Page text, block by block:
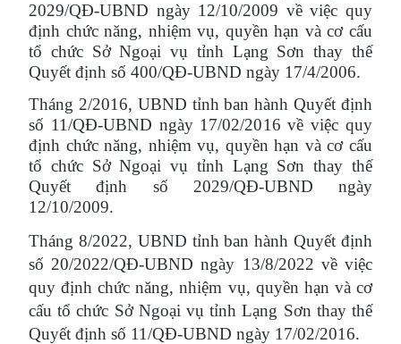
2029/QĐ-UBND ngày 12/10/2009 về việc quy
định chức năng, nhiệm vụ, quyền hạn và cơ cấu
tổ chức Sở Ngoại vụ tỉnh Lạng Sơn thay thế
Quyết định số 400/QĐ-UBND ngày 17/4/2006.
Tháng 2/2016, UBND tỉnh ban hành Quyết định
số 11/QĐ-UBND ngày 17/02/2016 về việc quy
định chức năng, nhiệm vụ, quyền hạn và cơ cấu
tổ chức Sở Ngoại vụ tỉnh Lạng Sơn thay thế
Quyết định số 2029/QĐ-UBND ngày
12/10/2009.
Tháng 8/2022, UBND tỉnh ban hành Quyết định
số 20/2022/QĐ-UBND ngày 13/8/2022 về việc
quy định chức năng, nhiệm vụ, quyền hạn và cơ
cấu tổ chức Sở Ngoại vụ tỉnh Lạng Sơn thay thế
Quyết định số 11/QĐ-UBND ngày 17/02/2016.